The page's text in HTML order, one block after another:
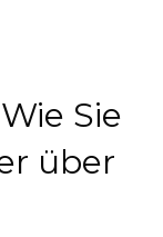
Sie
über